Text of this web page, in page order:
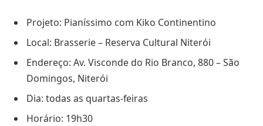
Projeto: Pianíssimo com Kiko Continentino
Local: Brasserie – Reserva Cultural Niterói
Endereço: Av. Visconde do Rio Branco, 880 – São
Domingos, Niterói
Dia: todas as quartas-feiras
Horário: 19h30